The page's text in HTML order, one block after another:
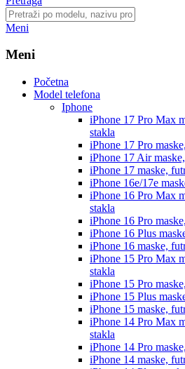
Meni
Meni
Početna
Model telefona
Iphone
iPhone 17 Pro Max
stakla
iPhone 17 Pro
iPhone 17 Air
iPhone 17 maske,
iPhone 16e/17e
iPhone 16 Pro Max
stakla
iPhone 16 Pro
iPhone 16 Plus
iPhone 16 maske,
iPhone 15 Pro Max
stakla
iPhone 15 Pro
iPhone 15 Plus
iPhone 15 maske,
iPhone 14 Pro Max
stakla
iPhone 14 Pro
iPhone 14 maske,